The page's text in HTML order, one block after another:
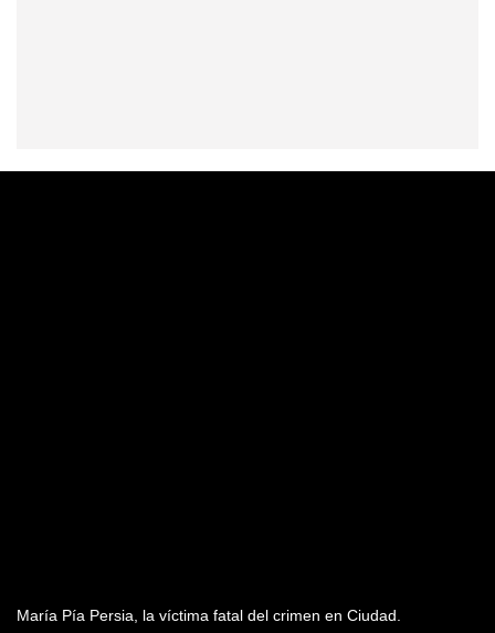
María Pía Persia, la víctima fatal del crimen en Ciudad.